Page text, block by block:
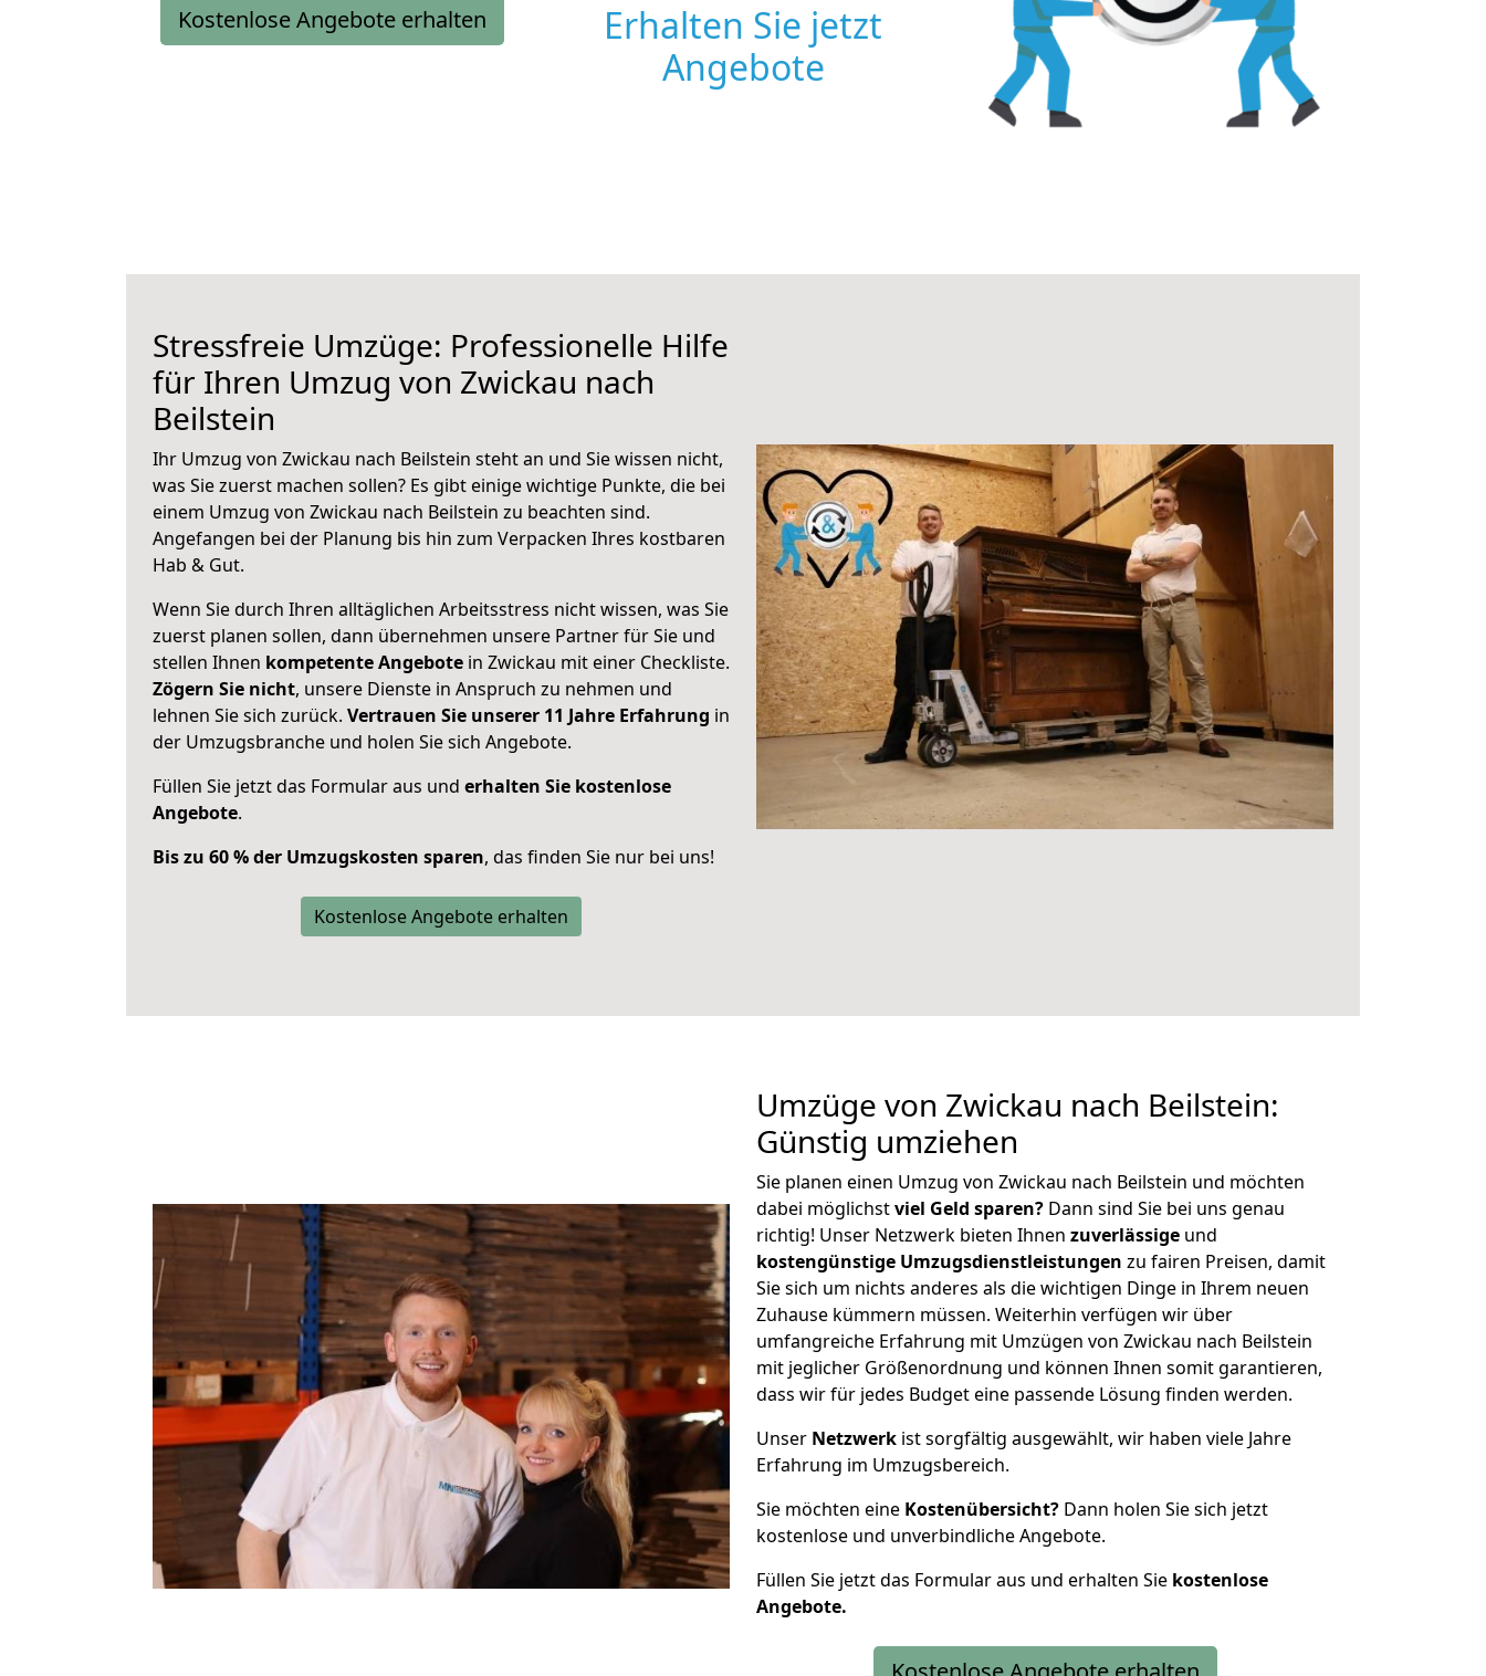
Kostenlose Angebote erhalten
Erhalten Sie jetzt
Angebote
Stressfreie Umzüge: Professionelle Hilfe
für Ihren Umzug von Zwickau nach
Beilstein
Ihr Umzug von Zwickau nach Beilstein steht an und Sie wissen nicht,
was Sie zuerst machen sollen? Es gibt einige wichtige Punkte, die bei
einem Umzug von Zwickau nach Beilstein zu beachten sind.
Angefangen bei der Planung bis hin zum Verpacken Ihres kostbaren
Hab & Gut.
Wenn Sie durch Ihren alltäglichen Arbeitsstress nicht wissen, was Sie
zuerst planen sollen, dann übernehmen unsere Partner für Sie und
stellen Ihnen kompetente Angebote in Zwickau mit einer Checkliste.
Zögern Sie nicht, unsere Dienste in Anspruch zu nehmen und
lehnen Sie sich zurück. Vertrauen Sie unserer 11 Jahre Erfahrung in
der Umzugsbranche und holen Sie sich Angebote.
Füllen Sie jetzt das Formular aus und erhalten Sie kostenlose
Angebote.
Bis zu 60 % der Umzugskosten sparen, das finden Sie nur bei uns!
Kostenlose Angebote erhalten
Umzüge von Zwickau nach Beilstein:
Günstig umziehen
Sie planen einen Umzug von Zwickau nach Beilstein und möchten
dabei möglichstviel Geld sparen? Dann sind Sie bei uns genau
richtig! Unser Netzwerk bieten Ihnen zuverlässige und
kostengünstige Umzugsdienstleistungen zu fairen Preisen, damit
Sie sich um nichts anderes als die wichtigen Dinge in Ihrem neuen
Zuhause kümmern müssen. Weiterhin verfügen wir über
umfangreiche Erfahrung mit Umzügen von Zwickau nach Beilstein
mit jeglicher Größenordnung und können Ihnen somit garantieren,
dass wir für jedes Budget eine passende Lösung finden werden.
Unser Netzwerk ist sorgfältig ausgewählt, wir haben viele Jahre
Erfahrung im Umzugsbereich.
Sie möchten eine Kostenübersicht? Dann holen Sie sich jetzt
kostenlose und unverbindliche Angebote.
Füllen Sie jetzt das Formular aus und erhalten Sie kostenlose
Angebote.